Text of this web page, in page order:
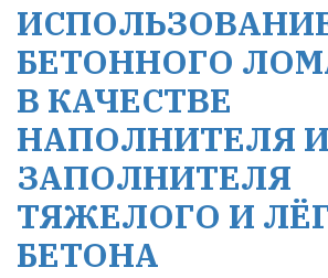
БЕТОННОГО
В КАЧЕСТВЕ
НАПОЛНИТЕЛЯ И
ЗАПОЛНИТЕЛЯ
ТЯЖЕЛОГО И
БЕТОНА